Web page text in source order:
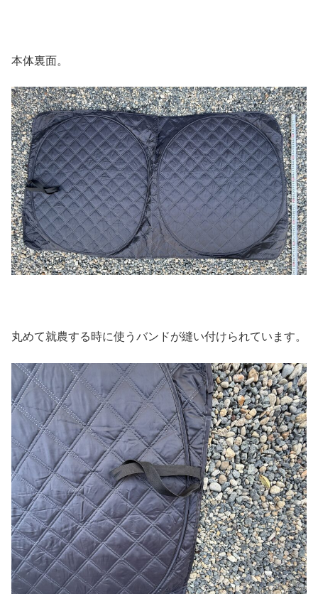
本体裏面。
丸めて就農する時に使うバンドが縫い付けられています。